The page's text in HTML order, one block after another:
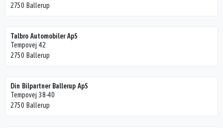
2750 Ballerup
Talbro Automobiler ApS
Tempovej 42
2750 Ballerup
Din Bilpartner Ballerup ApS
Tempovej 38-40
2750 Ballerup